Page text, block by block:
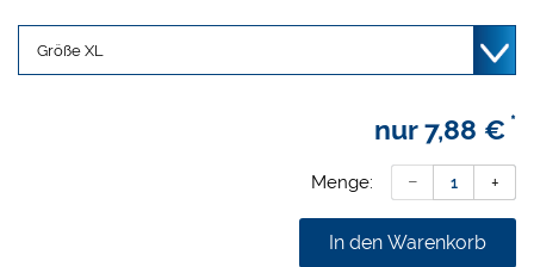
Puderfrei
Rollrand
Mikrogeraute Fingerspitzen
nur7,88 € *
Menge:
In den Warenkorb